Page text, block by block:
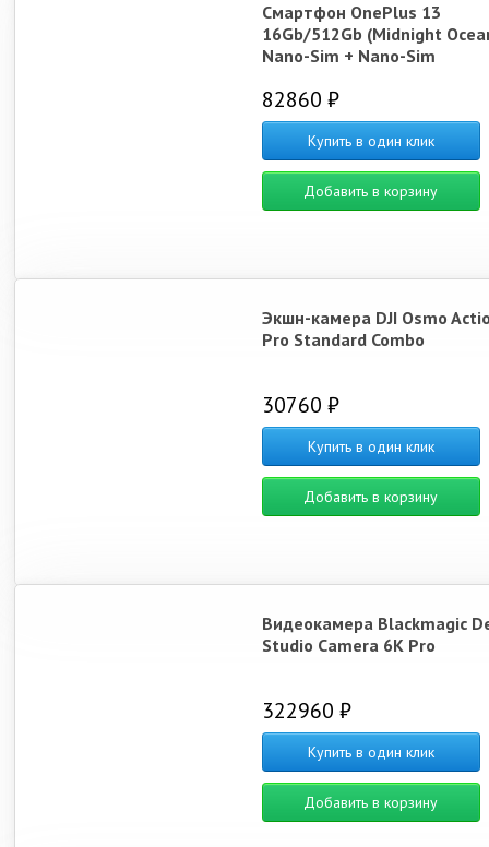
Смартфон OnePlus 13
16Gb/512Gb (Midnight
Nano-Sim + Nano-Sim
82860 ₽
Купить в один клик
Добавить в корзину
Экшн-камера DJI Osmo
Pro Standard Combo
30760 ₽
Купить в один клик
Добавить в корзину
Видеокамера Blackmagic
Studio Camera 6K Pro
322960 ₽
Купить в один клик
Добавить в корзину